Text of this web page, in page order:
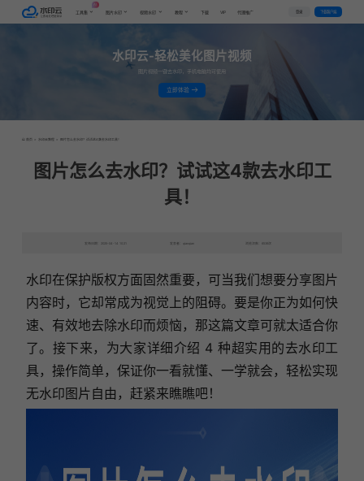
工具集 图片水印 视频水印 教程 下载 VIP 代理推广 登录 下载客户端
水印云-轻松美化图片视频
图片视频一键去水印，手机电脑均可使用
立即体验
首页 > 水印云教程 > 图片怎么去水印？试试这4款去水印工具！
图片怎么去水印？试试这4款去水印工
具！
发布日期：2025-04-14 10:21 发表者：qianqian 浏览次数：6539次
水印在保护版权方面固然重要，可当我们想要分享图片
内容时，它却常成为视觉上的阻碍。要是你正为如何快
速、有效地去除水印而烦恼，那这篇文章可就太适合你
了。接下来，为大家详细介绍 4 种超实用的去水印工
具，操作简单，保证你一看就懂、一学就会，轻松实现
无水印图片自由，赶紧来瞧瞧吧！